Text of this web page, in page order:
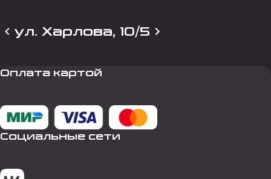
ул. Харлова, 10/5
Оплата картой
Социальные сети